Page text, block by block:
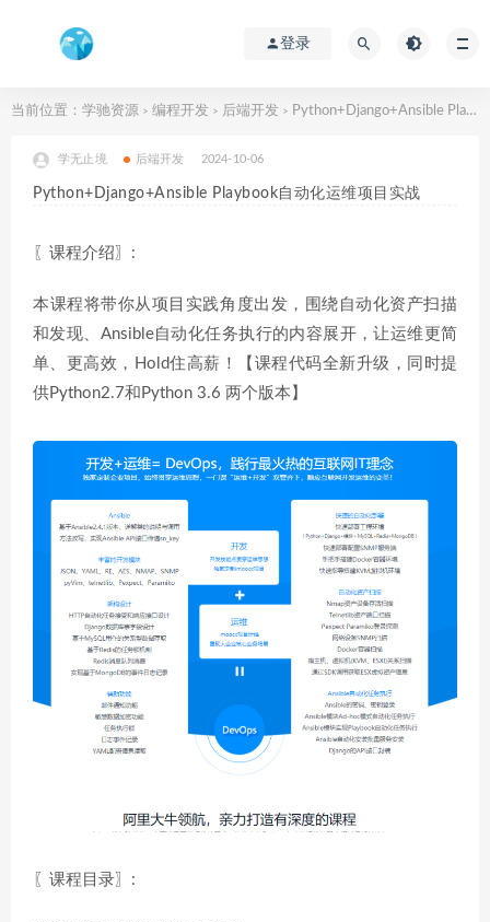
登录
当前位置： 学驰资源 > 编程开发 > 后端开发 > Python+Django+Ansible Playbook自动化运维项目实战
学无止境 后端开发 2024-10-06
Python+Django+Ansible Playbook自动化运维项目实战
〖课程介绍〗:
本课程将带你从项目实践角度出发，围绕自动化资产扫描
和发现、Ansible自动化任务执行的内容展开，让运维更简
单、更高效，Hold住高薪！【课程代码全新升级，同时提
供Python2.7和Python 3.6 两个版本】
〖课程目录〗: